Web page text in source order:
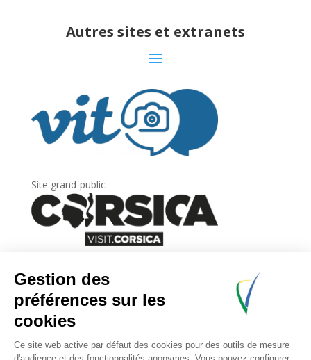
Autres sites et extranets
Site grand-public
Newsletter
Inscrivez-vous àla lettre d’information
l’Agence du tourisme de la Corse.